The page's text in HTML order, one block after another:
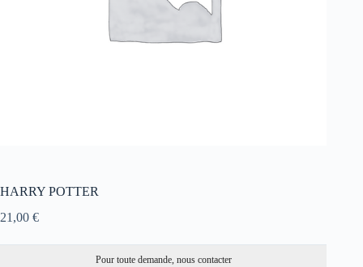
HARRY POTTER
21,00 €
Pour toute demande, nous contacter